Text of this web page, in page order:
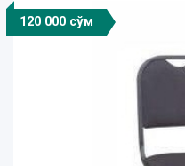
120 000 сўм